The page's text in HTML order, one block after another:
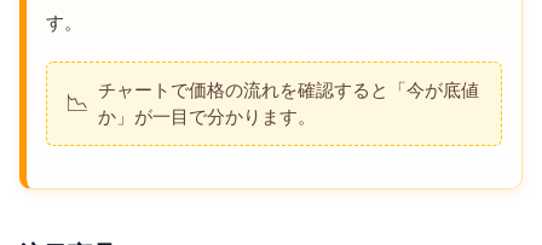
す。
📉
チャートで価格の流れを確認すると「今が底値
か」が一目で分かります。